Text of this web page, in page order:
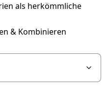
als herkömmliche
& Kombinieren